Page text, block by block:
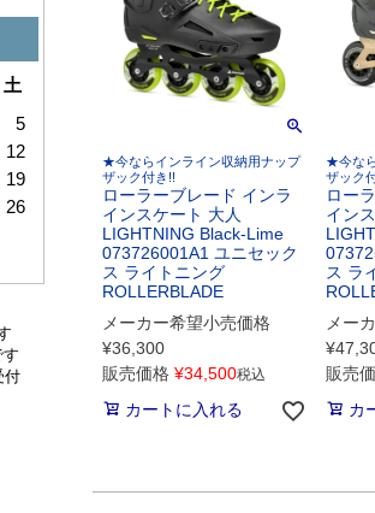
★今ならインライン収納用ナップ
ザック付き!!
ローラーブレード インラ
インスケート 大人
LIGHTNING Black-Lime
073726001A1 ユニセック
ス ライトニング
ROLLERBLADE
メーカー希望小売価格
¥36,300
販売価格 ¥34,500税込
カートに入れる
★今な
ザック
ロー
イン
ス ラ
メー
¥
販売
カ